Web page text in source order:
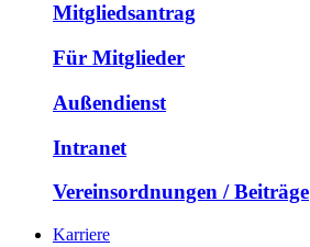
Mitgliedsantrag
Für Mitglieder
Außendienst
Intranet
Vereinsordnungen / Beiträge
Karriere